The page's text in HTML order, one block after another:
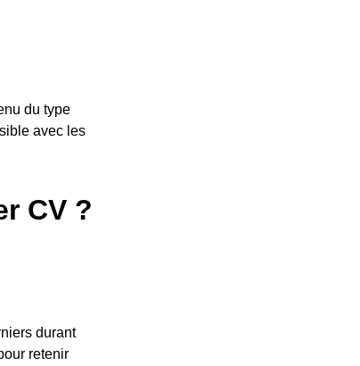
du type
avec les
CV ?
durant
retenir